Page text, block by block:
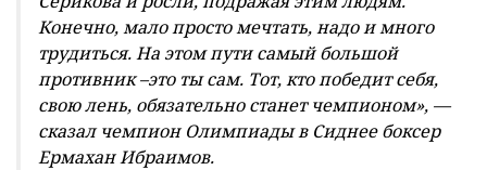
Конечно, мало просто мечтать, надо и много
трудиться. На этом пути самый большой
противник –это ты сам. Тот, кто победит себя,
свою лень, обязательно станет чемпионом», —
сказал чемпион Олимпиады в Сиднее боксер
Ермахан Ибраимов.